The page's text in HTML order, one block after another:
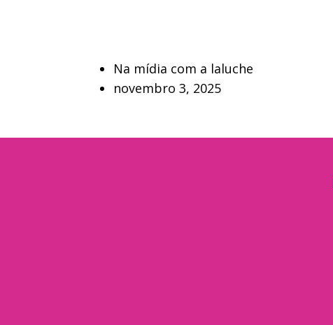
Na mídia com a laluche
novembro 3, 2025